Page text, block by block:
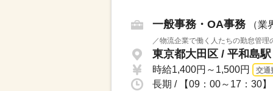
一般事務・OA事務 （
／物流企業で働く人たちの勤怠管
東京都大田区 / 平和島駅
時給1,400円～1,500円 交通
長期 / 【09：00～17：30